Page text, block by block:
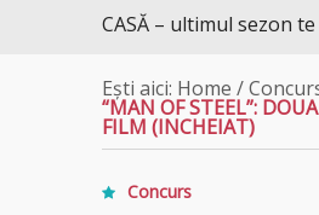
CASĂ – ultimul sezon te
Ești aici: Home /
“MAN OF STEEL”:
FILM (INCHEIAT)
Concurs